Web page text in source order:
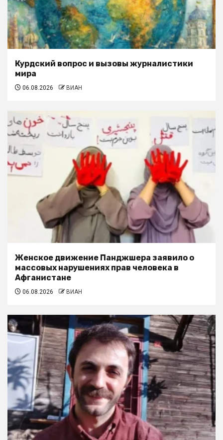
Курдский вопрос и вызовы журналистики
мира
06.08.2026 ВИАН
Женское движение Панджшера заявило о
массовых нарушениях прав человека в
Афганистане
06.08.2026 ВИАН